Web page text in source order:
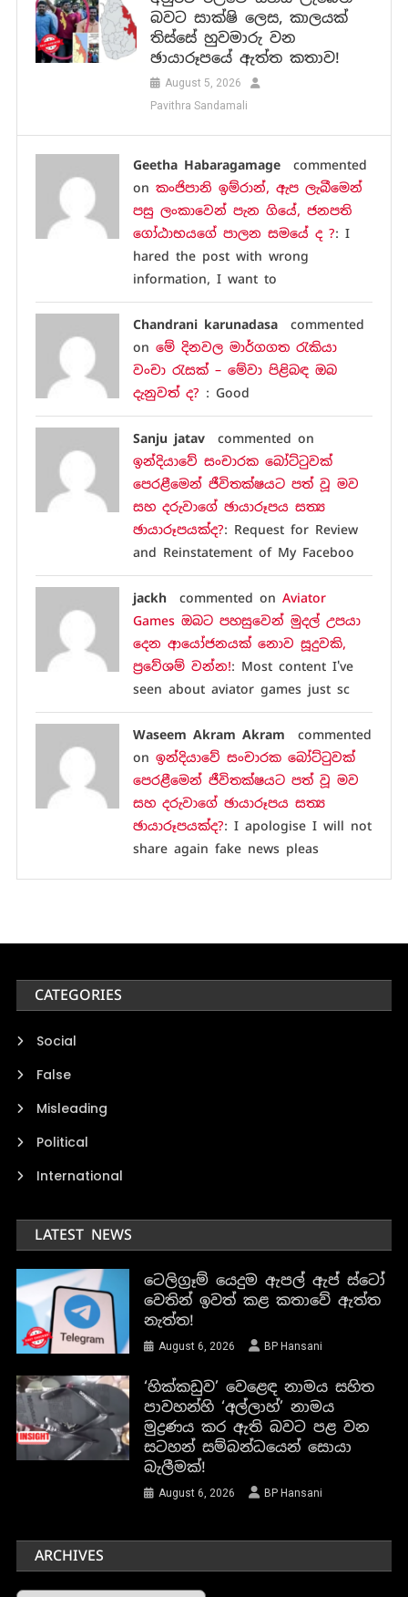
බවට සාක්ෂි ලෙස, කාලයක්
තිස්සේ හුවමාරු වන
ඡායාරූපයේ ඇත්ත කතාව!
August 5, 2026
Pavithra Sandamali
Geetha Habaragamage commented
onකංජිපානි ඉම්රාන්, ඇප ලැබීමෙන්
පසු ලංකාවෙන් පැන ගියේ, ජනපති
ගෝඨාභයගේ පාලන සමයේ ද ?: I
hared the post with wrong
information, I want to
Chandrani karunadasa commented
onමේ දිනවල මාර්ගගත රැකියා
වංචා රැසක් – මේවා පිළිබඳ ඔබ
දැනුවත් ද? : Good
Sanju jatav commented on
ඉන්දියාවේ සංචාරක බෝට්ටුවක්
පෙරළීමෙන් ජීවිතක්ෂයට පත් වූ මව
සහ දරුවාගේ ඡායාරූපය සත්‍ය
ඡායාරූපයක්ද?: Request for Review
and Reinstatement of My Faceboo
jackh commented onAviator
Games ඔබට පහසුවෙන් මුදල් උපයා
දෙන ආයෝජනයක් නොව සූදුවකි,
ප්‍රවේශම් වන්න!: Most content I've
seen about aviator games just sc
Waseem Akram Akram commented
onඉන්දියාවේ සංචාරක බෝට්ටුවක්
පෙරළීමෙන් ජීවිතක්ෂයට පත් වූ මව
සහ දරුවාගේ ඡායාරූපය සත්‍ය
ඡායාරූපයක්ද?: I apologise I will not
share again fake news pleas
CATEGORIES
Social
False
Misleading
Political
International
LATEST NEWS
ටෙලිග්‍රෑම් යෙදුම ඇපල් ඇප් ස්ටෝ
වෙතින් ඉවත් කළ කතාවේ ඇත්ත
නැත්ත!
August 6, 2026 BP Hansani
‘හික්කඩුව’ වෙළෙඳ නාමය සහිත
පාවහන්හි ‘අල්ලාහ්’ නාමය
මුද්‍රණය කර ඇති බවට පළ වන
සටහන් සම්බන්ධයෙන් සොයා
බැලීමක්!
August 6, 2026 BP Hansani
ARCHIVES